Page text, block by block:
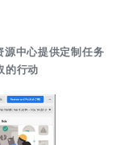
中心提供定制任务
的行动